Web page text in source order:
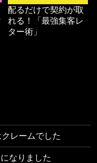
配るだけで契約が取
れる！「最強集客レ
ター術」
レームでした
なりました